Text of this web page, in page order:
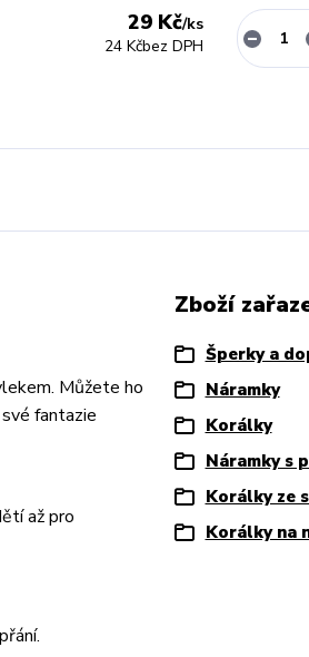
29 Kč/ks
24 Kčbez DPH
Můžete ho
fantazie
až pro
Zboží
Šperky a
Náramky
Korálky
Náramky s
Korálky ze
Korálky na